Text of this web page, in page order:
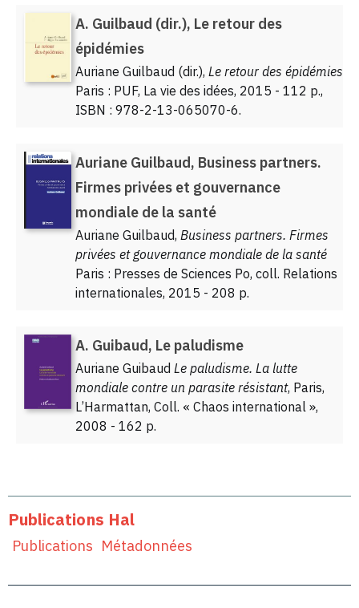
A. Guilbaud (dir.), Le retour des
épidémies
Auriane Guilbaud (dir.), Le retour des épidémies
Paris : PUF, La vie des idées, 2015 - 112 p.,
ISBN : 978-2-13-065070-6.
Auriane Guilbaud, Business partners.
Firmes privées et gouvernance
mondiale de la santé
Auriane Guilbaud, Business partners. Firmes
privées et gouvernance mondiale de la santé
Paris : Presses de Sciences Po, coll. Relations
internationales, 2015 - 208 p.
A. Guibaud, Le paludisme
Auriane Guibaud Le paludisme. La lutte
mondiale contre un parasite résistant, Paris,
L’Harmattan, Coll. « Chaos international »,
2008 - 162 p.
Publications Hal
Publications Métadonnées